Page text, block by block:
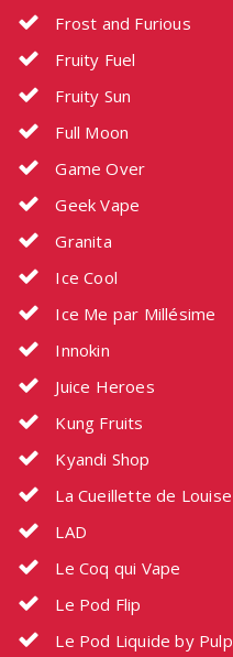
Frost and Furious
Fruity Fuel
Fruity Sun
Full Moon
Game Over
Geek Vape
Granita
Ice Cool
Ice Me par Millésime
Innokin
Juice Heroes
Kung Fruits
Kyandi Shop
La Cueillette de Louise
LAD
Le Coq qui Vape
Le Pod Flip
Le Pod Liquide by Pulp